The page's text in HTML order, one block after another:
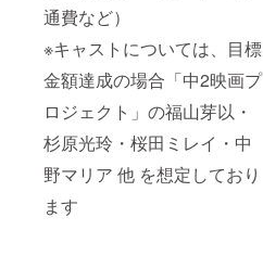
通費など）
※キャストについては、目標
金額達成の場合「中2映画プ
ロジェクト」の福山芽以・
杉原光玲・桜田ミレイ・中
野マリア 他 を想定しており
ます